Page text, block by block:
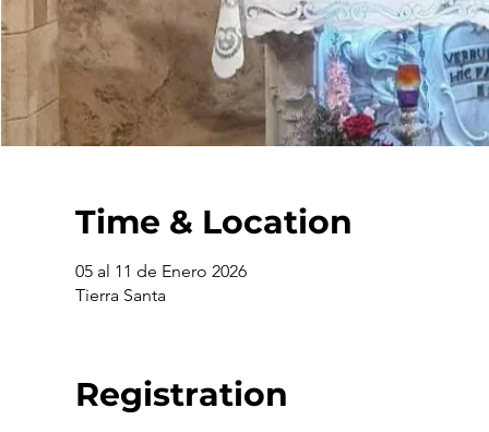
Time & Location
05 al 11 de Enero 2026
Tierra Santa
Registration